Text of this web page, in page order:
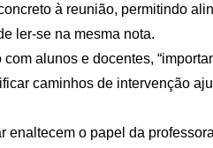
à reunião, permitindo
ler-se na mesma nota.
alunos e docentes,
caminhos de intervenção
enaltecem o papel da